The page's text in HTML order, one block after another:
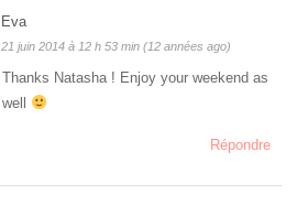
Eva
21 juin 2014 à 12 h 53 min (12 années ago)
Thanks Natasha ! Enjoy your weekend as
well
Répondre